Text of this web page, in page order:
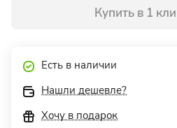
Купить в 1
Есть в наличии
Нашли дешевле?
Хочу в подарок